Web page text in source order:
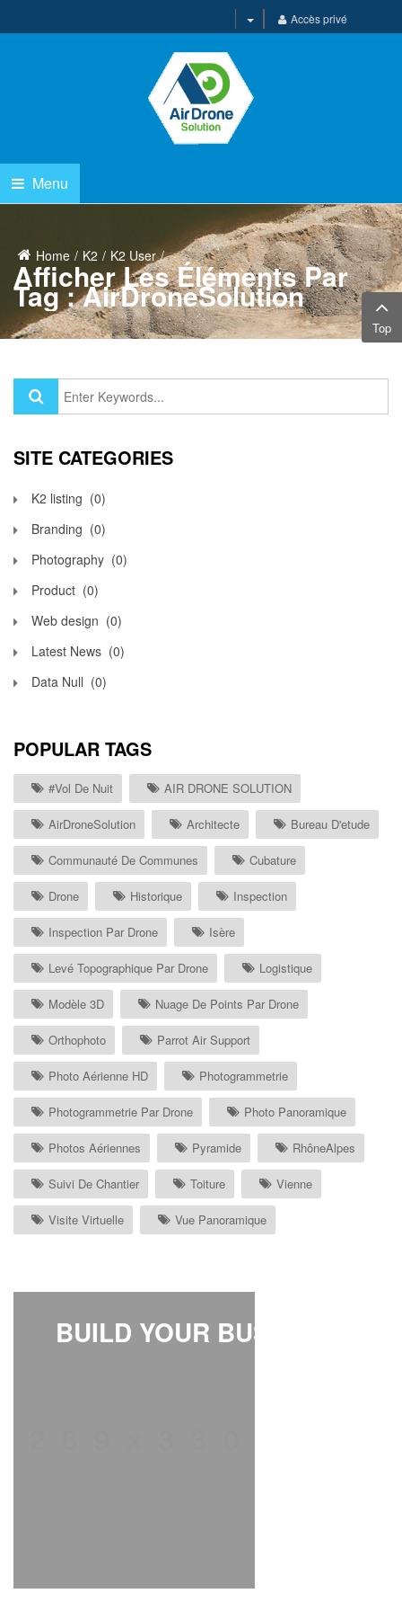
Accès privé
Menu
Home K2 K2 User
Afficher Les Éléments Par
Tag : AirDroneSolution
SITE CATEGORIES
K2 listing (0)
Branding (0)
Photography (0)
Product (0)
Web design (0)
Latest News (0)
Data Null (0)
POPULAR TAGS
#vol De Nuit AIR DRONE SOLUTION
AirDroneSolution Architecte Bureau D'etude
Communauté De Communes Cubature
Drone Historique Inspection
Inspection Par Drone Isère
Levé Topographique Par Drone Logistique
Modèle 3D Nuage De Points Par Drone
Orthophoto Parrot Air Support
Photo Aérienne HD Photogrammetrie
Photogrammetrie Par Drone Photo Panoramique
Photos Aériennes Pyramide RhôneAlpes
Suivi De Chantier Toiture Vienne
Visite Virtuelle Vue Panoramique
BUILD YOUR BUSINESS
Top